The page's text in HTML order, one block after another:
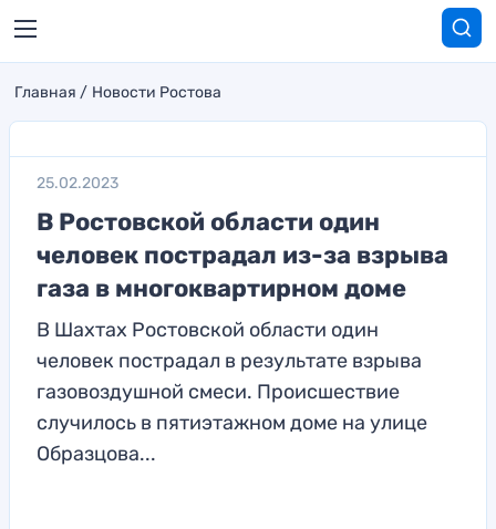
Главная Новости Ростова
25.02.2023
В Ростовской области один
человек пострадал из-за взрыва
газа в многоквартирном доме
В Шахтах Ростовской области один
человек пострадал в результате взрыва
газовоздушной смеси. Происшествие
случилось в пятиэтажном доме на улице
Образцова...